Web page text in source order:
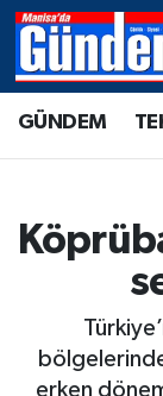
GÜNDEM
erken
Manisa
Tüm
Son